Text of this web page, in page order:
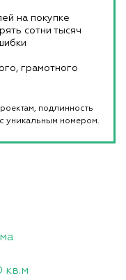
на покупке
сотни тысяч
грамотного
подлинность
уникальным номером.
кв.м